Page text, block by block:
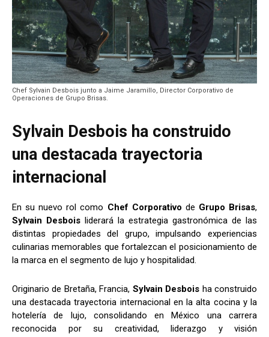
Chef Sylvain Desbois junto a Jaime Jaramillo, Director Corporativo de
Operaciones de Grupo Brisas.
Sylvain Desbois ha construido
una destacada trayectoria
internacional
En su nuevo rol como Chef Corporativo de Grupo Brisas,
Sylvain Desbois liderará la estrategia gastronómica de las
distintas propiedades del grupo, impulsando experiencias
culinarias memorables que fortalezcan el posicionamiento de
la marca en el segmento de lujo y hospitalidad.
Originario de Bretaña, Francia, Sylvain Desbois ha construido
una destacada trayectoria internacional en la alta cocina y la
hotelería de lujo, consolidando en México una carrera
reconocida por su creatividad, liderazgo y visión